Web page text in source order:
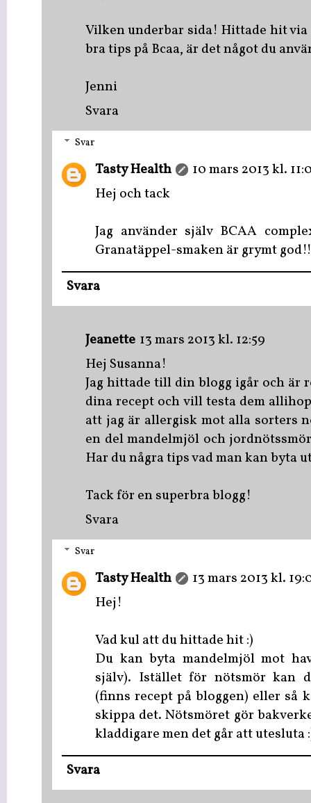
Vilken underbar sida! Hittade hit via
bra tips på Bcaa, är det något du
Jenni
Svara
Svar
Tasty Health
10 mars 2013 kl.
Hej och tack
Jag använder själv BCAA
Granatäppel-smaken är grymt
Svara
Jeanette 13 mars 2013 kl. 12:59
Hej Susanna!
Jag hittade till din blogg igår och är
dina recept och vill testa dem
att jag är allergisk mot alla sorters
en del mandelmjöl och
Har du några tips vad man kan byta
Tack för en superbra blogg!
Svara
Svar
Tasty Health
13 mars 2013 kl.
Hej!
Vad kul att du hittade hit :)
Du kan byta mandelmjöl mot
själv). Istället för nötsmör kan
(finns recept på bloggen) eller så
skippa det. Nötsmöret gör
kladdigare men det går att utesluta
Svara